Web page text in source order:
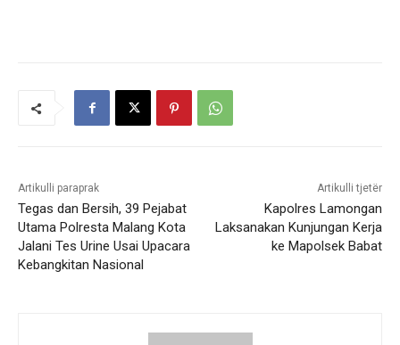
Artikulli paraprak
Tegas dan Bersih, 39 Pejabat
Utama Polresta Malang Kota
Jalani Tes Urine Usai Upacara
Kebangkitan Nasional
Artikulli tjetër
Kapolres Lamongan
Laksanakan Kunjungan Kerja
ke Mapolsek Babat